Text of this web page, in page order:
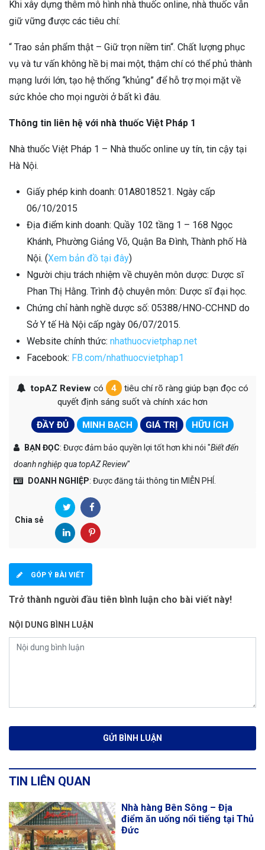
Khi xây dựng thêm mô hình nhà thuốc online, nhà thuốc vẫn
giữ vững được các tiêu chí:
“ Trao sản phẩm thật – Giữ trọn niềm tin“. Chất lượng phục
vụ và tư vấn không hề bị mai một, thậm chí có thể phủ thành
mạng lưới lớn, tạo hệ thống “khủng” để hỗ trợ mọi mặt về
sức khỏe cho mọi người ở bất kì đâu.
Thông tin liên hệ với nhà thuốc Việt Pháp 1
Nhà thuốc Việt Pháp 1 – Nhà thuốc online uy tín, tin cậy tại
Hà Nội.
Giấy phép kinh doanh: 01A8018521. Ngày cấp
06/10/2015
Địa điểm kinh doanh: Quầy 102 tầng 1 – 168 Ngọc
Khánh, Phường Giảng Võ, Quận Ba Đình, Thành phố Hà
Nội. (Xem bản đồ tại đây)
Người chịu trách nhiệm về chuyên môn dược: Dược sĩ
Phan Thị Hằng. Trình độ chuyên môn: Dược sĩ đại học.
Chứng chỉ hành nghề dược số: 05388/HNO-CCHND do
Sở Y tế Hà Nội cấp ngày 06/07/2015.
Website chính thức: nhathuocvietphap.net
Facebook: FB.com/nhathuocvietphap1
topAZ Reviewcó 4
tiêu chí rõ ràng giúp bạn đọc có
quyết định sáng suốt và chính xác hơn
ĐẦY ĐỦ MINH BẠCH GIÁ TRỊ HỮU ÍCH
BẠN ĐỌC: Được đảm bảo quyền lợi tốt hơn khi nói "Biết đến
doanh nghiệp qua topAZ Review"
DOANH NGHIỆP: Được đăng tải thông tin MIỄN PHÍ.
Chia sẻ
GÓP Ý BÀI VIẾT
Trở thành người đầu tiên bình luận cho bài viết này!
NỘI DUNG BÌNH LUẬN
TIN LIÊN QUAN
Nhà hàng Bên Sông – Địa
điểm ăn uống nổi tiếng tại Thủ
Đức